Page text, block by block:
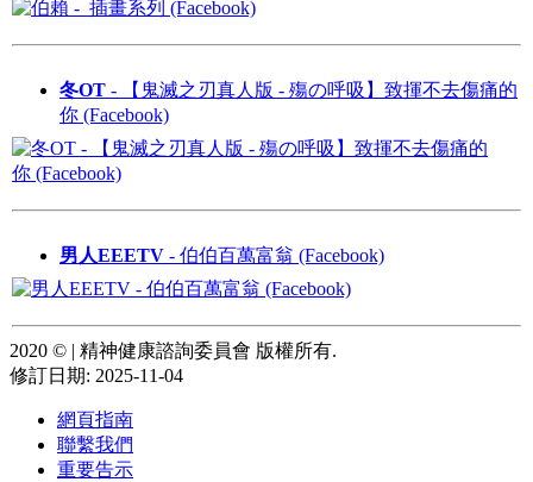
冬OT - 【鬼滅之刃真人版 - 殤の呼吸】致揮不去傷痛的
你 (Facebook)
男人EEETV - 伯伯百萬富翁 (Facebook)
2020 ©️ | 精神健康諮詢委員會 版權所有.
修訂日期: 2025-11-04
網頁指南
聯繫我們
重要告示